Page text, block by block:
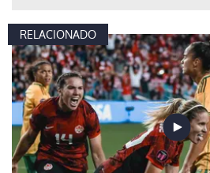
RELACIONADO